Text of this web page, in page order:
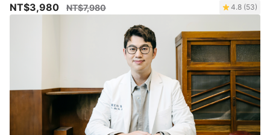
NT$3,980 NT$7,980 4.8 (53)